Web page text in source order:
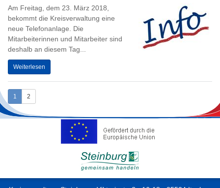
Am Freitag, dem 23. März 2018,
bekommt die Kreisverwaltung eine
neue Telefonanlage. Die
Mitarbeiterinnen und Mitarbeiter sind
deshalb an diesem Tag...
Weiterlesen
1 2